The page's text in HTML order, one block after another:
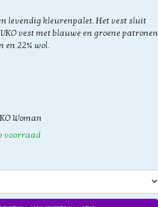
levendig kleurenpalet. Het vest sluit
vest met blauwe en groene patronen
en 22% wol.
Woman
voorraad